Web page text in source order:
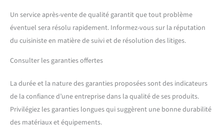
Un service après-vente de qualité garantit que tout problème
éventuel sera résolu rapidement. Informez-vous sur la réputation
du cuisiniste en matière de suivi et de résolution des litiges.
Consulter les garanties offertes
La durée et la nature des garanties proposées sont des indicateurs
de la confiance d’une entreprise dans la qualité de ses produits.
Privilégiez les garanties longues qui suggèrent une bonne durabilité
des matériaux et équipements.